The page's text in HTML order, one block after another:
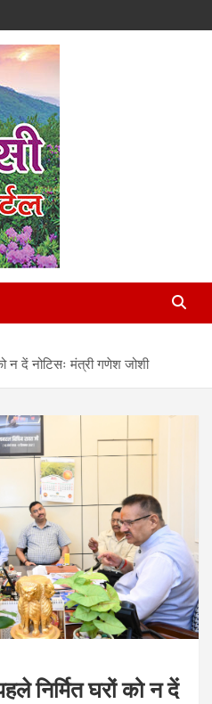
न दें नोटिसः मंत्री गणेश जोशी
निर्मित घरों को न दें